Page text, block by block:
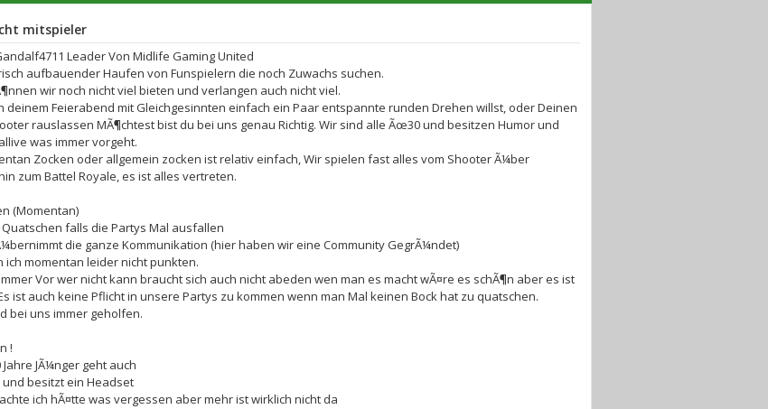
mitspieler
Leader Von Midlife Gaming United
aufbauender Haufen von Funspielern die noch Zuwachs suchen.
wir noch nicht viel bieten und verlangen auch nicht viel.
deinem Feierabend mit Gleichgesinnten einfach ein Paar entspannte runden Drehen willst, oder Deinen
rauslassen MÃ¶chtest bist du bei uns genau Richtig. Wir sind alle Ãœ30 und besitzen Humor und
was immer vorgeht.
Zocken oder allgemein zocken ist relativ einfach, Wir spielen fast alles vom Shooter Ã¼ber
zum Battel Royale, es ist alles vertreten.
(Momentan)
falls die Partys Mal ausfallen
die ganze Kommunikation (hier haben wir eine Community GegrÃ¼ndet)
ich momentan leider nicht punkten.
Vor wer nicht kann braucht sich auch nicht abeden wen man es macht wÃ¤re es schÃ¶n aber es ist
ist auch keine Pflicht in unsere Partys zu kommen wenn man Mal keinen Bock hat zu quatschen.
bei uns immer geholfen.
!
JÃ¼nger geht auch
besitzt ein Headset
ich hÃ¤tte was vergessen aber mehr ist wirklich nicht da